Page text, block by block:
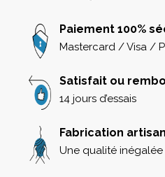
Paiement 100%
Mastercard / Visa /
Satisfait ou
14 jours d’essais
Fabrication
Une qualité inégalée